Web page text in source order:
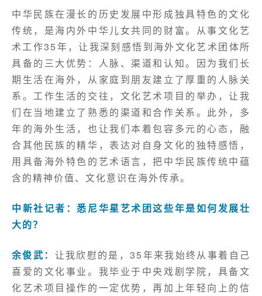
中华民族在漫长的历史发展中形成独具特色的文化
传统，是海内外中华儿女共同的财富。从事文化艺
术工作35年，让我深刻感悟到海外文化艺术团体所
具备的三大优势：人脉、渠道和认知。因为我们长
期生活在海外，从家庭到朋友建立了厚重的人脉关
系。工作生活的交往，文化艺术项目的举办，让我
们在当地建立了熟悉的渠道和合作关系。此外，多
年的海外生活，也让我们本着包容多元的心态，融
合其他民族的精华，表达对自身文化的独特感悟，
用具备海外特色的艺术语言，把中华民族传统中蕴
含的精神价值、文化意识在海外传承。
中新社记者：悉尼华星艺术团这些年是如何发展壮
大的？
余俊武： 让我欣慰的是，35年来我始终从事着自己
喜爱的文化事业。我毕业于中央戏剧学院，具备文
化艺术项目操作的一定优势，再加上年轻向上的信